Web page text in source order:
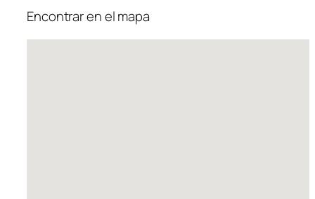
Encontrar en el mapa